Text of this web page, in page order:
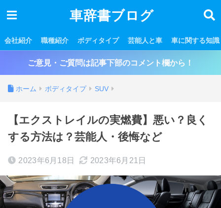
車辞書ブログ
会社紹介 職種紹介 ボディタイプ 芸能人と車 車に関する知識
ご意見・ご質問は記事下部のコメント欄から！
ホーム ボディタイプ SUV
【エクストレイルの実燃費】悪い？良く
する方法は？芸能人・後悔など
2023年6月18日 2023年6月21日